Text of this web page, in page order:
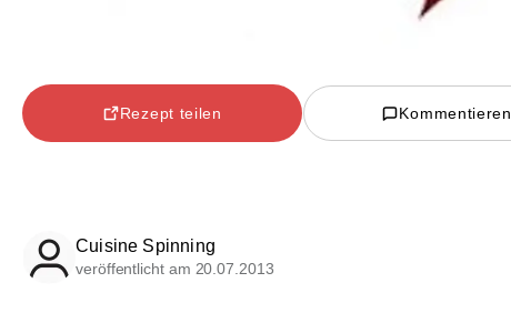
Rezept teilen Kommentieren
Cuisine Spinning
veröffentlicht am 20.07.2013